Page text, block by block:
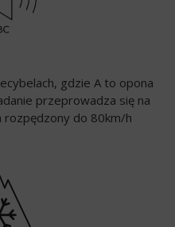
gdzie A to opona
przeprowadza się na
do 80km/h